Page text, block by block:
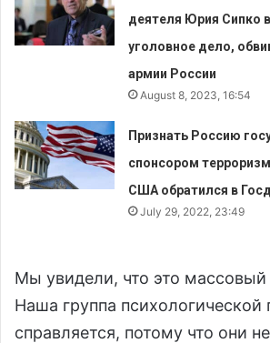
деятеля Юрия Сипко
уголовное дело,
армии России
August 8, 2023, 16:54
Признать Россию
спонсором
США обратился в
July 29, 2022, 23:49
Мы увидели, что это массовый
Наша группа
справляется, потому что они